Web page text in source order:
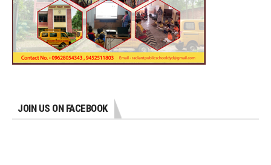
JOIN US ON FACEBOOK